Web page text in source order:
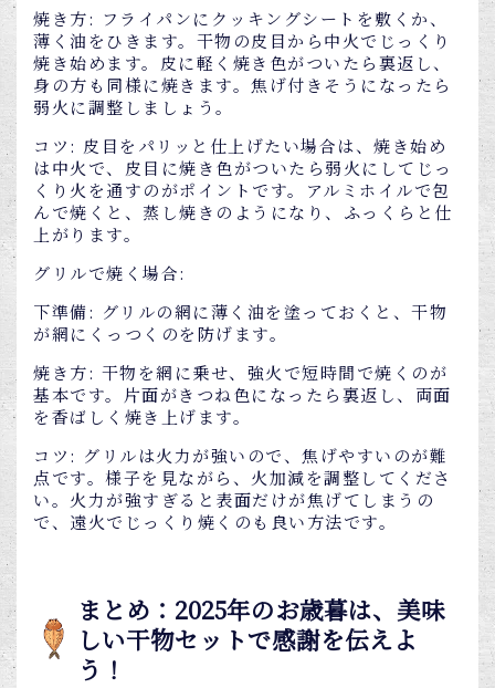
焼き方: フライパンにクッキングシートを敷くか、
薄く油をひきます。干物の皮目から中火でじっくり
焼き始めます。皮に軽く焼き色がついたら裏返し、
身の方も同様に焼きます。焦げ付きそうになったら
弱火に調整しましょう。
コツ: 皮目をパリッと仕上げたい場合は、焼き始め
は中火で、皮目に焼き色がついたら弱火にしてじっ
くり火を通すのがポイントです。アルミホイルで包
んで焼くと、蒸し焼きのようになり、ふっくらと仕
上がります。
グリルで焼く場合:
下準備: グリルの網に薄く油を塗っておくと、干物
が網にくっつくのを防げます。
焼き方: 干物を網に乗せ、強火で短時間で焼くのが
基本です。片面がきつね色になったら裏返し、両面
を香ばしく焼き上げます。
コツ: グリルは火力が強いので、焦げやすいのが難
点です。様子を見ながら、火加減を調整してくださ
い。火力が強すぎると表面だけが焦げてしまうの
で、遠火でじっくり焼くのも良い方法です。
まとめ：2025年のお歳暮は、美味
しい干物セットで感謝を伝えよ
う！